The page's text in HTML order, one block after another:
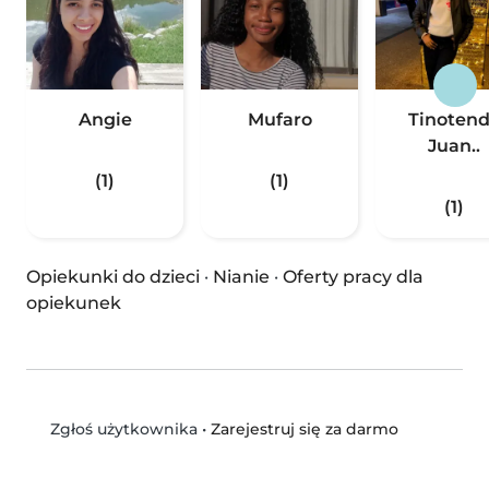
Angie
(1)
Mufaro
(1)
Juan..
(1)
Opiekunki do dzieci · Nianie · Oferty pracy dla
opiekunek
Zgłoś użytkownika• Zarejestruj się za darmo